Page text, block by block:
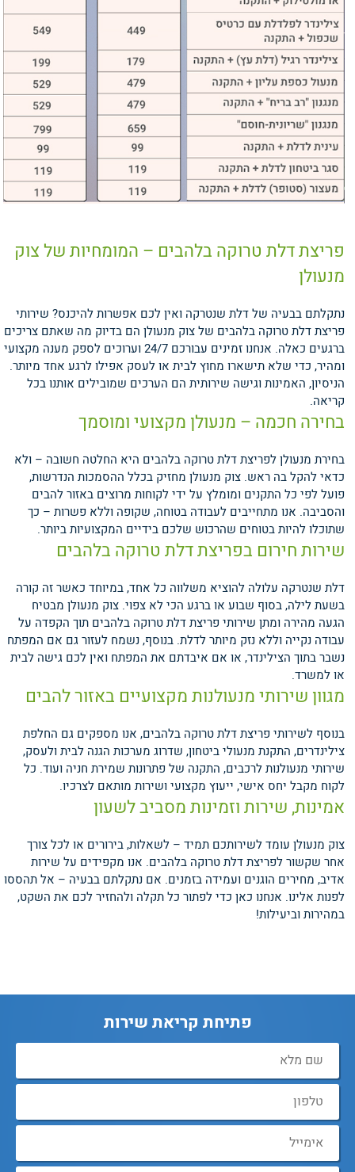
פריצת דלת טרוקה בלהבים – המומחיות של צוק
מנעולן
נתקלתם בבעיה של דלת שנטרקה ואין לכם אפשרות להיכנס? שירותי
פריצת דלת טרוקה בלהבים של צוק מנעולן הם בדיוק מה שאתם צריכים
ברגעים כאלה. אנחנו זמינים עבורכם 24/7 וערוכים לספק מענה מקצועי
ומהיר, כדי שלא תישארו מחוץ לבית או לעסק אפילו לרגע אחד מיותר.
הניסיון, האמינות וגישה שירותית הם הערכים שמובילים אותנו בכל
קריאה.
בחירה חכמה – מנעולן מקצועי ומוסמך
בחירת מנעולן לפריצת דלת טרוקה בלהבים היא החלטה חשובה – ולא
כדאי להקל בה ראש. צוק מנעולן מחזיק בכלל ההסמכות הנדרשות,
פועל לפי כל התקנים ומומלץ על ידי לקוחות מרוצים באזור להבים
והסביבה. אנו מתחייבים לעבודה בטוחה, שקופה וללא פשרות – כך
שתוכלו להיות בטוחים שהרכוש שלכם בידיים המקצועיות ביותר.
שירות חירום בפריצת דלת טרוקה בלהבים
דלת שנטרקה עלולה להוציא משלווה כל אחד, במיוחד כאשר זה קורה
בשעת לילה, בסוף שבוע או ברגע הכי לא צפוי. צוק מנעולן מבטיח
הגעה מהירה ומתן שירותי פריצת דלת טרוקה בלהבים תוך הקפדה על
עבודה נקייה וללא נזק מיותר לדלת. בנוסף, נשמח לעזור גם אם המפתח
נשבר בתוך הצילינדר, או אם איבדתם את המפתח ואין לכם גישה לבית
או למשרד.
מגוון שירותי מנעולנות מקצועיים באזור להבים
בנוסף לשירותי פריצת דלת טרוקה בלהבים, אנו מספקים גם החלפת
צילינדרים, התקנת מנעולי ביטחון, שדרוג מערכות הגנה לבית ולעסק,
שירותי מנעולנות לרכבים, התקנה של פתרונות שמירת חניה ועוד. כל
לקוח מקבל יחס אישי, ייעוץ מקצועי ושירות מותאם לצרכיו.
אמינות, שירות וזמינות מסביב לשעון
צוק מנעולן עומד לשירותכם תמיד – לשאלות, בירורים או לכל צורך
אחר שקשור לפריצת דלת טרוקה בלהבים. אנו מקפידים על שירות
אדיב, מחירים הוגנים ועמידה בזמנים. אם נתקלתם בבעיה – אל תהססו
לפנות אלינו. אנחנו כאן כדי לפתור כל תקלה ולהחזיר לכם את השקט,
במהירות וביעילות!
פתיחת קריאת שירות